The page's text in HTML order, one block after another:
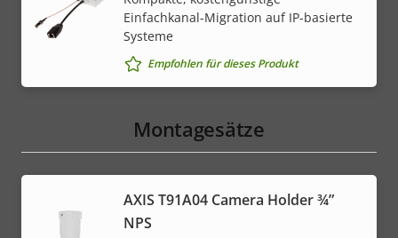
Einfachkanal-Migration auf IP-basierte
Systeme
Empfohlen für dieses Produkt
Montagesätze
AXIS T91A04 Camera Holder ¾”
NPS